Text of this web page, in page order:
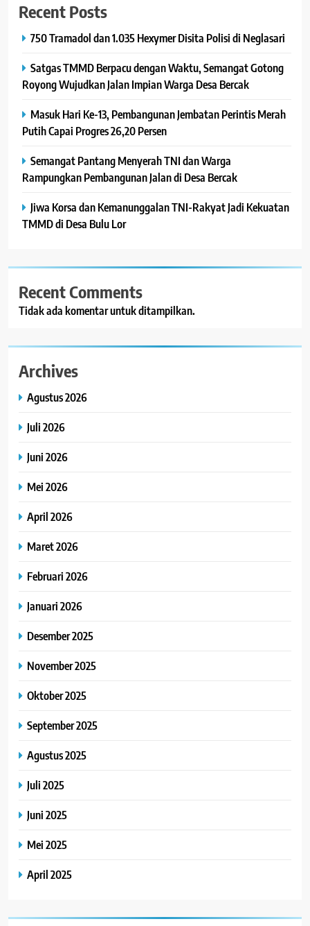
Recent Posts
750 Tramadol dan 1.035 Hexymer Disita Polisi di Neglasari
Satgas TMMD Berpacu dengan Waktu, Semangat Gotong
Royong Wujudkan Jalan Impian Warga Desa Bercak
Masuk Hari Ke-13, Pembangunan Jembatan Perintis Merah
Putih Capai Progres 26,20 Persen
Semangat Pantang Menyerah TNI dan Warga
Rampungkan Pembangunan Jalan di Desa Bercak
Jiwa Korsa dan Kemanunggalan TNI-Rakyat Jadi Kekuatan
TMMD di Desa Bulu Lor
Recent Comments
Tidak ada komentar untuk ditampilkan.
Archives
Agustus 2026
Juli 2026
Juni 2026
Mei 2026
April 2026
Maret 2026
Februari 2026
Januari 2026
Desember 2025
November 2025
Oktober 2025
September 2025
Agustus 2025
Juli 2025
Juni 2025
Mei 2025
April 2025